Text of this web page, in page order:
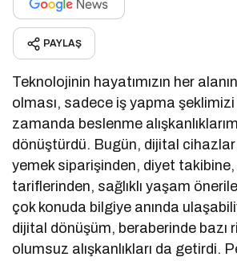
PAYLAŞ
Teknolojinin hayatımızın her
olması, sadece iş yapma şeklimizi
zamanda beslenme
dönüştürdü. Bugün, dijital cihazlar
yemek siparişinden, diyet
tariflerinden, sağlıklı yaşam
çok konuda bilgiye anında
dijital dönüşüm, beraberinde bazı
olumsuz alışkanlıkları da getirdi.